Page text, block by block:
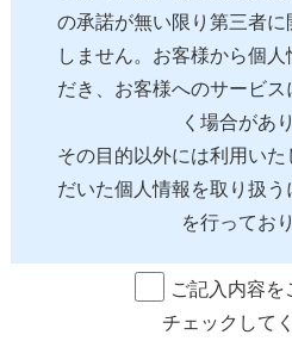
の承諾が無い限り第三者
しません。お客様から個
だき、お客様へのサービ
く場合があ
その目的以外には利用い
だいた個人情報を取り扱
を行ってお
ご記入内容を
チェックして